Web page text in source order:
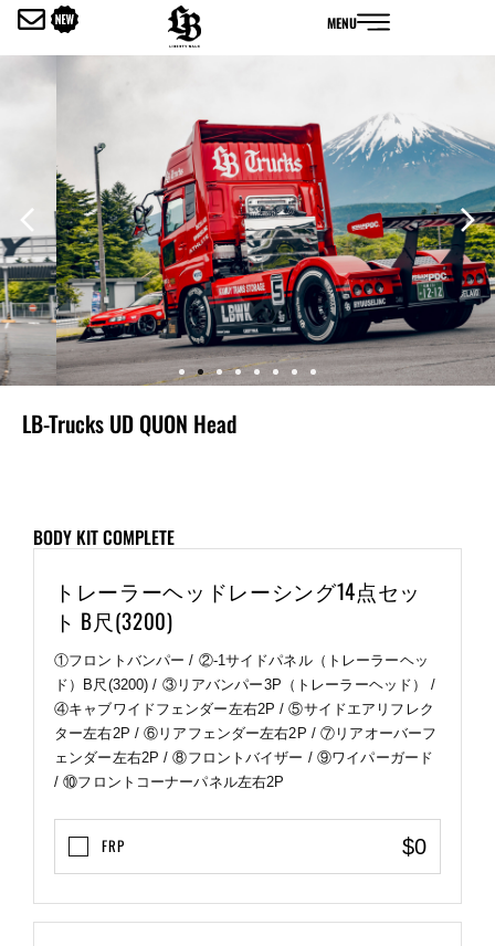
を
MENU
LB-Trucks UD QUON Head
BODY KIT COMPLETE
トレーラーヘッドレーシング14点セッ
ト B尺(3200)
①フロントバンパー / ②-1サイドパネル（トレーラーヘッ
ド）B尺(3200) / ③リアバンパー3P（トレーラーヘッド） /
④キャブワイドフェンダー左右2P / ⑤サイドエアリフレク
ター左右2P / ⑥リアフェンダー左右2P / ⑦リアオーバーフ
ェンダー左右2P / ⑧フロントバイザー / ⑨ワイパーガード
/ ⑩フロントコーナーパネル左右2P
FRP $0